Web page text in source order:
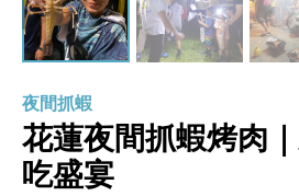
夜間抓蝦
花蓮夜間抓蝦烤肉
吃盛宴